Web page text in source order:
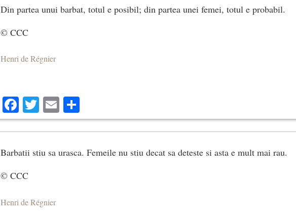
Din partea unui barbat, totul e posibil; din partea unei femei, totul e probabil.
© CCC
Henri de Régnier
Facebook
Twitter
Email
Barbatii stiu sa urasca. Femeile nu stiu decat sa deteste si asta e mult mai rau.
© CCC
Henri de Régnier